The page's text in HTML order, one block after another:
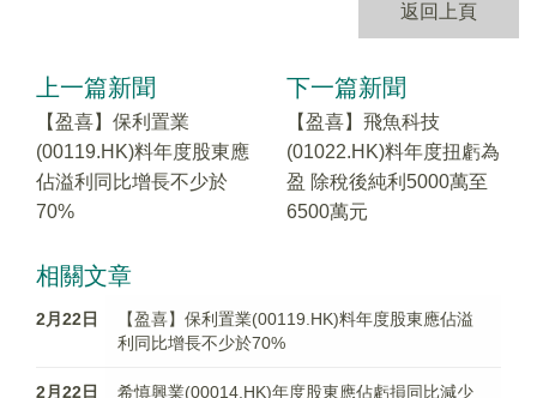
返回上頁
上一篇新聞
【盈喜】保利置業
(00119.HK)料年度股東應
佔溢利同比增長不少於
70%
下一篇新聞
【盈喜】飛魚科技
(01022.HK)料年度扭虧為
盈 除稅後純利5000萬至
6500萬元
相關文章
2月22日
【盈喜】保利置業(00119.HK)料年度股東應佔溢
利同比增長不少於70%
2月22日
希慎興業(00014.HK)年度股東應佔虧損同比減少